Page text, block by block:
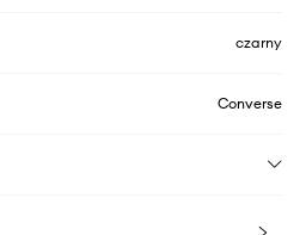
czarny
Converse